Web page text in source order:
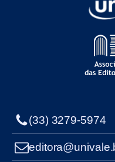
(33) 3279-5974